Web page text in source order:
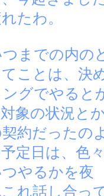
たわ。
までの内の
ことは、決
グでやると
象の状況と
約だったの
定日は、色
やるかを夜
これ話し合っ